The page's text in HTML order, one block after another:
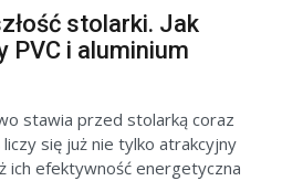
stolarki. Jak
PVC i aluminium
stawia przed stolarką coraz
się już nie tylko atrakcyjny
ich efektywność energetyczna